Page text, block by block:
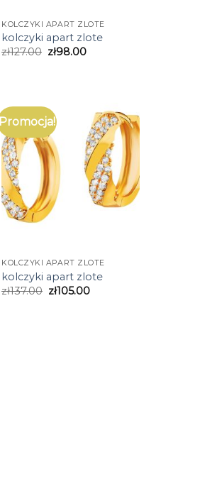
KOLCZYKI APART ZLOTE
kolczyki apart zlote
zł127.00 zł98.00
Promocja!
KOLCZYKI APART ZLOTE
kolczyki apart zlote
zł137.00 zł105.00